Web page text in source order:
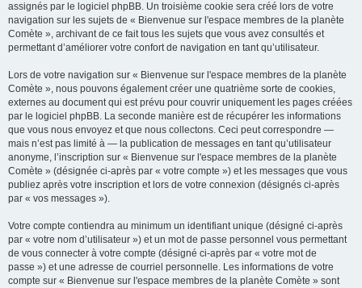
assignés par le logiciel phpBB. Un troisième cookie sera créé lors de votre
navigation sur les sujets de « Bienvenue sur l'espace membres de la planète
Comète », archivant de ce fait tous les sujets que vous avez consultés et
permettant d’améliorer votre confort de navigation en tant qu’utilisateur.
Lors de votre navigation sur « Bienvenue sur l'espace membres de la planète
Comète », nous pouvons également créer une quatrième sorte de cookies,
externes au document qui est prévu pour couvrir uniquement les pages créées
par le logiciel phpBB. La seconde manière est de récupérer les informations
que vous nous envoyez et que nous collectons. Ceci peut correspondre —
mais n’est pas limité à — la publication de messages en tant qu’utilisateur
anonyme, l’inscription sur « Bienvenue sur l'espace membres de la planète
Comète » (désignée ci-après par « votre compte ») et les messages que vous
publiez après votre inscription et lors de votre connexion (désignés ci-après
par « vos messages »).
Votre compte contiendra au minimum un identifiant unique (désigné ci-après
par « votre nom d’utilisateur ») et un mot de passe personnel vous permettant
de vous connecter à votre compte (désigné ci-après par « votre mot de
passe ») et une adresse de courriel personnelle. Les informations de votre
compte sur « Bienvenue sur l'espace membres de la planète Comète » sont